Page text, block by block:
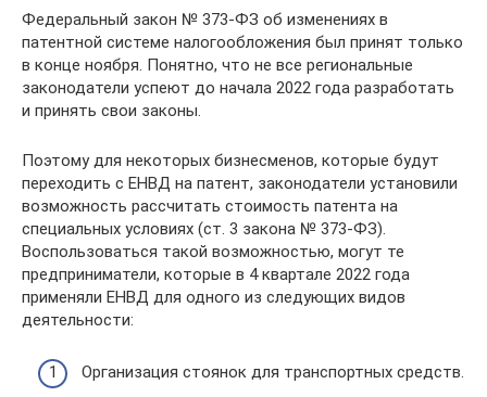
Федеральный закон № 373-ФЗ об изменениях в
патентной системе налогообложения был принят только
в конце ноября. Понятно, что не все региональные
законодатели успеют до начала 2022 года разработать
и принять свои законы.
Поэтому для некоторых бизнесменов, которые будут
переходить с ЕНВД на патент, законодатели установили
возможность рассчитать стоимость патента на
специальных условиях (ст. 3 закона № 373-ФЗ).
Воспользоваться такой возможностью, могут те
предприниматели, которые в 4 квартале 2022 года
применяли ЕНВД для одного из следующих видов
деятельности:
Организация стоянок для транспортных средств.